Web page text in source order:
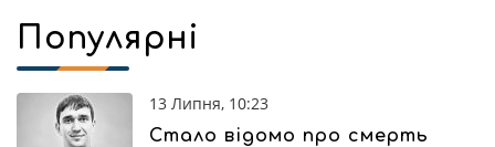
Популярні
13 Липня, 10:23
Стало відомо про смерть